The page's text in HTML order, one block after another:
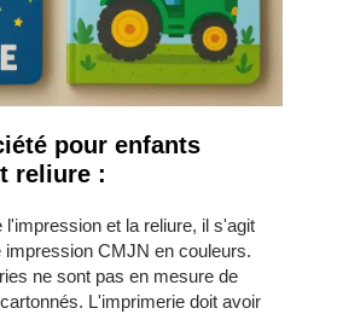
pour enfants
reliure :
l'impression et la reliure, il s'agit
impression CMJN en couleurs.
ne sont pas en mesure de
L'imprimerie doit avoir